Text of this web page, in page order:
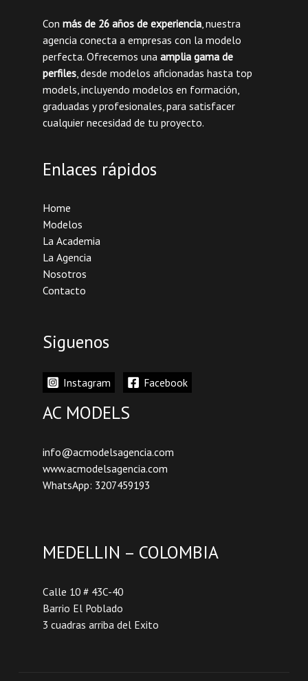
Con más de 26 años de experiencia, nuestra
agencia conecta a empresas con la modelo
perfecta. Ofrecemos una amplia gama de
perfiles, desde modelos aficionadas hasta top
models, incluyendo modelos en formación,
graduadas y profesionales, para satisfacer
cualquier necesidad de tu proyecto.
Enlaces rápidos
Home
Modelos
La Academia
La Agencia
Nosotros
Contacto
Siguenos
Instagram Facebook
AC MODELS
info@acmodelsagencia.com
www.acmodelsagencia.com
WhatsApp: 3207459193
MEDELLIN – COLOMBIA
Calle 10 # 43C-40
Barrio El Poblado
3 cuadras arriba del Exito